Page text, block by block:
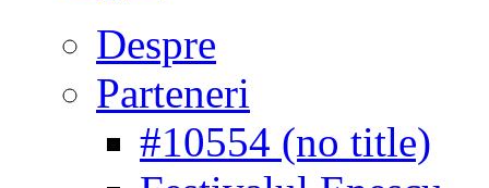
Despre
Parteneri
#10554 (no title)